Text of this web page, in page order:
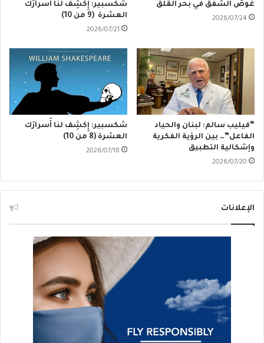
غَوصُ الشفَق في بحر القلق
2026/07/24
شكسبير: إِكشِف لنا أَسرارَك
العشرة (9 من 10)
2026/07/21
“فيليب سالم: لبنان والحياد
الفاعل”… بين الرؤية الفكرية
وإشكالية التطبيق
2026/07/20
شكسبير: إِكشِف لنا أَسرارَك
العشرة (8 من 10)
2026/07/18
الإعلانات